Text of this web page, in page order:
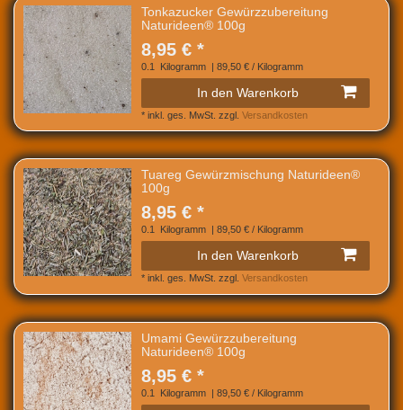
Tonkazucker Gewürzzubereitung
Naturideen® 100g
8,95 € *
0.1 Kilogramm | 89,50 € / Kilogramm
In den Warenkorb
* inkl. ges. MwSt. zzgl. Versandkosten
Tuareg Gewürzmischung Naturideen®
100g
8,95 € *
0.1 Kilogramm | 89,50 € / Kilogramm
In den Warenkorb
* inkl. ges. MwSt. zzgl. Versandkosten
Umami Gewürzzubereitung
Naturideen® 100g
8,95 € *
0.1 Kilogramm | 89,50 € / Kilogramm